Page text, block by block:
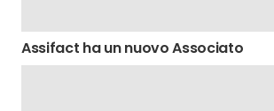
Assifact ha un nuovo Associato